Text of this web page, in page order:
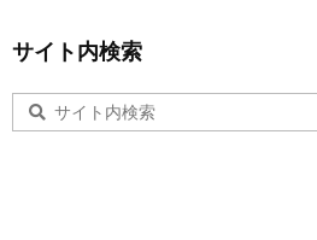
サイト内検索